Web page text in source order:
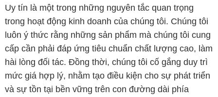
Uy tín là một trong những nguyên tắc quan trọng
trong hoạt động kinh doanh của chúng tôi. Chúng tôi
luôn ý thức rằng những sản phẩm mà chúng tôi cung
cấp cần phải đáp ứng tiêu chuẩn chất lượng cao, làm
hài lòng đối tác. Đồng thời, chúng tôi cố gắng duy trì
mức giá hợp lý, nhằm tạo điều kiện cho sự phát triển
và sự tồn tại bền vững trên con đường dài phía